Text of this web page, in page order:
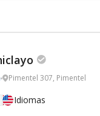
Pimentel 307, Pimentel
Idiomas